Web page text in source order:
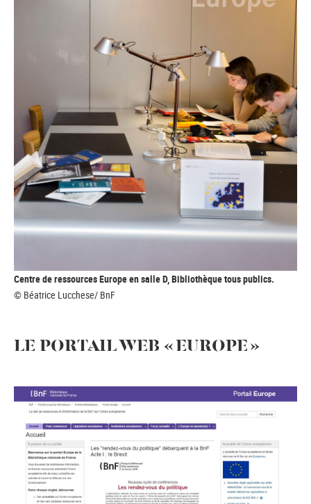
Centre de ressources Europe en salle D, Bibliothèque tous publics.
© Béatrice Lucchese/ BnF
LE PORTAIL WEB « EUROPE »